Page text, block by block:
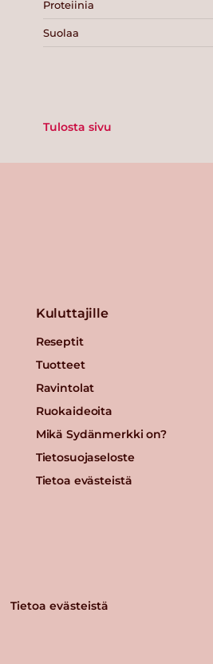
Proteiinia
Suolaa
Tulosta sivu
Kuluttajille
Reseptit
Tuotteet
Ravintolat
Ruokaideoita
Mikä Sydänmerkki on?
Tietosuojaseloste
Tietoa evästeistä
Tietoa evästeistä